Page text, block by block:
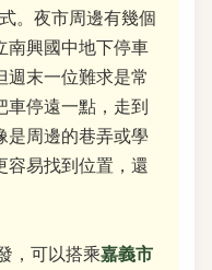
。夜市周邊有幾個
南興國中地下停車
週末一位難求是常
車停遠一點，走到
是周邊的巷弄或學
容易找到位置，還
，可以搭乘嘉義市